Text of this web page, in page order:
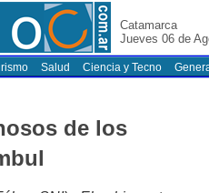
Catamarca
Jueves 06 de
Salud Ciencia y Tecno
de los